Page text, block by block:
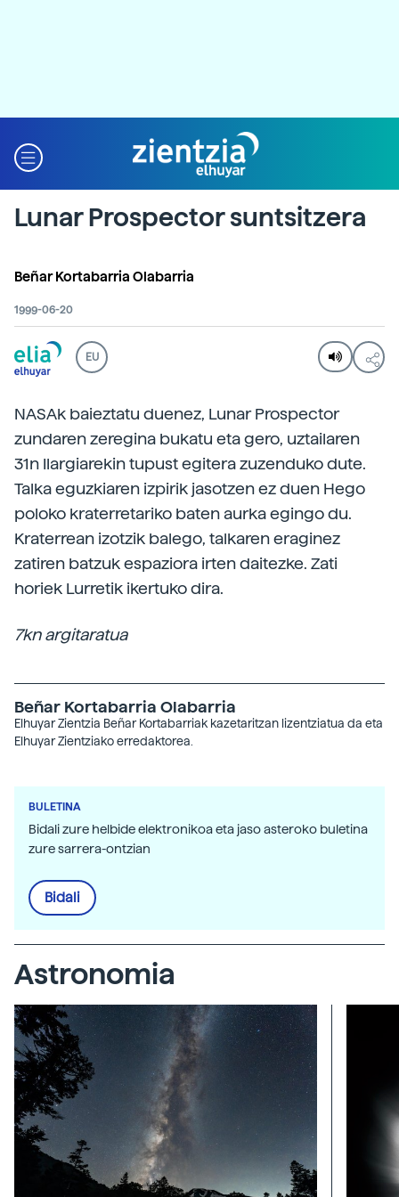
Lunar Prospector suntsitzera
Beñar Kortabarria Olabarria
1999-06-20
EU
NASAk baieztatu duenez, Lunar Prospector
zundaren zeregina bukatu eta gero, uztailaren
31n Ilargiarekin tupust egitera zuzenduko dute.
Talka eguzkiaren izpirik jasotzen ez duen Hego
poloko kraterretariko baten aurka egingo du.
Kraterrean izotzik balego, talkaren eraginez
zatiren batzuk espaziora irten daitezke. Zati
horiek Lurretik ikertuko dira.
7kn argitaratua
Beñar Kortabarria Olabarria
Elhuyar Zientzia Beñar Kortabarriak kazetaritzan lizentziatua da eta
Elhuyar Zientziako erredaktorea.
BULETINA
Bidali zure helbide elektronikoa eta jaso asteroko buletina
zure sarrera-ontzian
Bidali
Astronomia